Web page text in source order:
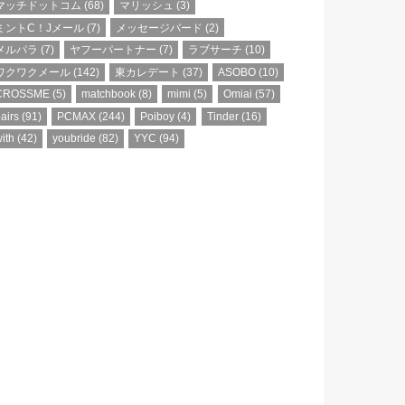
ッチドットコム (68) マリッシュ (3)
ントC！Jメール (7) メッセージバード (2)
ルパラ (7) ヤフーパートナー (7) ラブサーチ (10)
クワクメール (142) 東カレデート (37) ASOBO (10)
(5) matchbook (8) mimi (5) Omiai (57)
(91) PCMAX (244) Poiboy (4) Tinder(16)
(42) youbride (82) YYC (94)